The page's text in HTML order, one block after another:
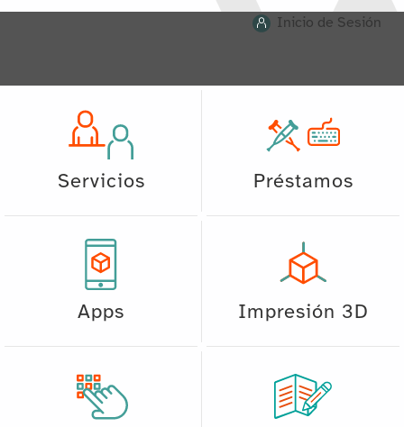
Inicio de Sesión
Servicios Préstamos
Apps Impresión 3D